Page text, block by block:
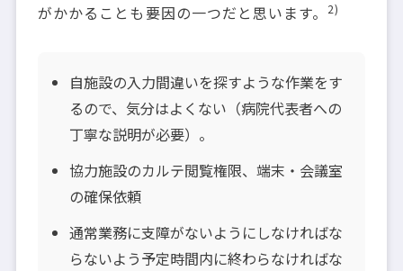
がかかることも要因の一つだと思います。
2)
自施設の入力間違いを探すような作業をす
るので、気分はよくない（病院代表者への
丁寧な説明が必要）。
協力施設のカルテ閲覧権限、端末・会議室
の確保依頼
通常業務に支障がないようにしなければな
らないよう予定時間内に終わらなければな